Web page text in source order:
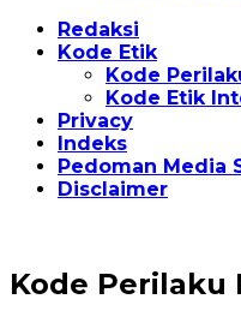
Redaksi
Kode Etik
Kode
Kode Etik
Privacy
Indeks
Pedoman Media
Disclaimer
Kode Perilaku